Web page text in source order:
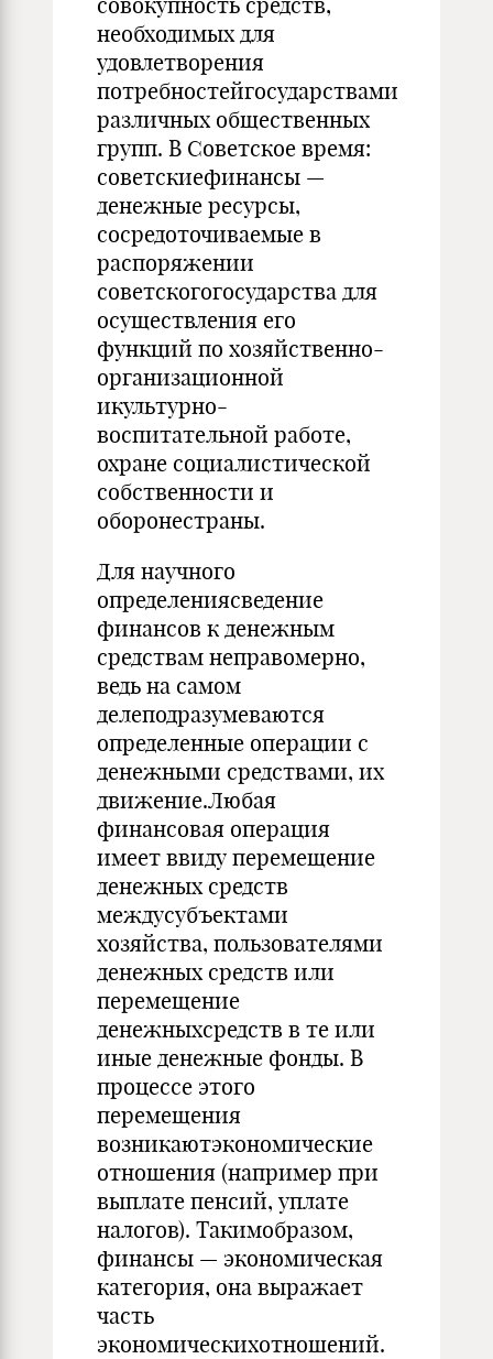
необходимых для
удовлетворения
потребностейгосударствами
различных общественных
групп. В Советское время:
советскиефинансы —
денежные ресурсы,
сосредоточиваемые в
распоряжении
советскогогосударства для
осуществления его
функций по хозяйственно-
организационной
икультурно-
воспитательной работе,
охране социалистической
собственности и
оборонестраны.
Для научного
определениясведение
финансов к денежным
средствам неправомерно,
ведь на самом
делеподразумеваются
определенные операции с
денежными средствами, их
движение.Любая
финансовая операция
имеет ввиду перемещение
денежных средств
междусубъектами
хозяйства, пользователями
денежных средств или
перемещение
денежныхсредств в те или
иные денежные фонды. В
процессе этого
перемещения
возникаютэкономические
отношения (например при
выплате пенсий, уплате
налогов). Такимобразом,
финансы — экономическая
категория, она выражает
часть
экономическихотношений.